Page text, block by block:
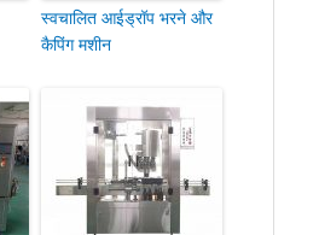
स्वचालित आईड्रॉप भरने और
कैपिंग मशीन